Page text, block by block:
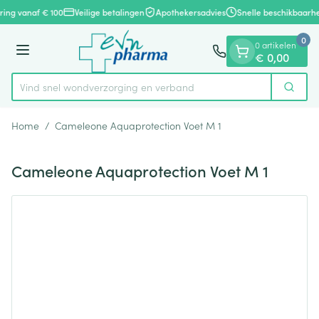
Ga naar de inhoud
1 van 1
vanaf € 100 Veilige betalingen Apothekersadvies Snelle
Menu
Product, merk, categorie...
Vind snel wondverzorging en verband Zoek
0 artikelen
€ 0,00
0
Home / Cameleone Aquaprotection Voet M 1
Cameleone Aquaprotection Voet M 1